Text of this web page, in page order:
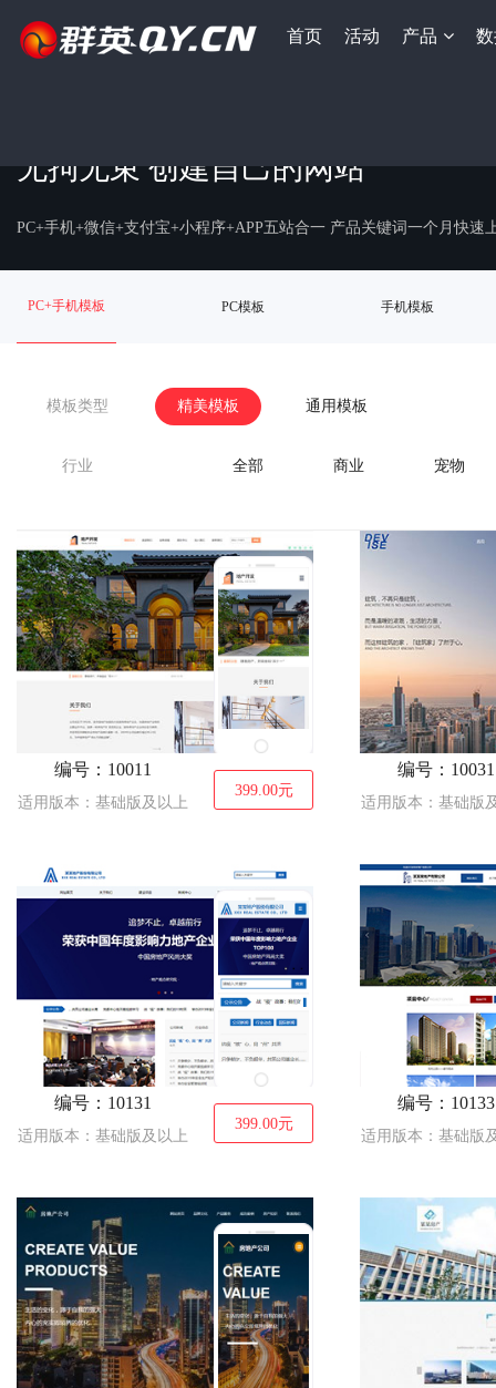
首页 活动 产品
无拘无束 创建自己的网站
PC+手机+微信+支付宝+小程序+APP五站合一 产品关键词一个月快速
PC+手机模板 PC模板 手机模板
模板类型 精美模板 通用模板
行业 全部 商业 宠物
服装
能源、灯具 娱乐、休闲
鲜花 食品 礼品、
珠宝、首饰
纺织 票务
编号：10011
适用版本：基础版及以上
399.00元
编号：10031
适用版本：基础版
编号：10131
适用版本：基础版及以上
399.00元
编号：10133
适用版本：基础版